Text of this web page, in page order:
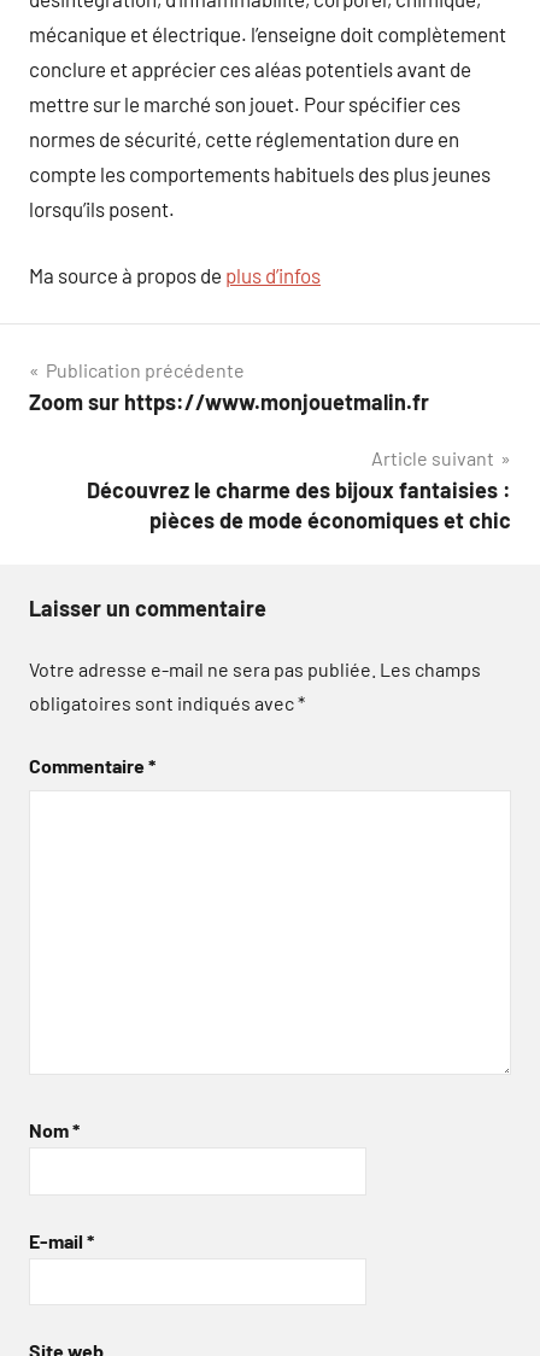
mécanique et électrique. l’enseigne doit complètement
conclure et apprécier ces aléas potentiels avant de
mettre sur le marché son jouet. Pour spécifier ces
normes de sécurité, cette réglementation dure en
compte les comportements habituels des plus jeunes
lorsqu’ils posent.
Ma source à propos de plus d’infos
Navigation
de
Publication précédente
Zoom sur https://www.monjouetmalin.fr
Article suivant
Découvrez le charme des bijoux fantaisies :
pièces de mode économiques et chic
Laisser un commentaire
Votre adresse e-mail ne sera pas publiée. Les champs
obligatoires sont indiqués avec*
Commentaire*
Nom*
E-mail *
Site web